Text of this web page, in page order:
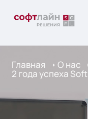
Главная О нас
2 года успеха